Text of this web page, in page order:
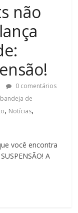
não
0 comentários
bandeja de
, Notícias,
você encontra
A